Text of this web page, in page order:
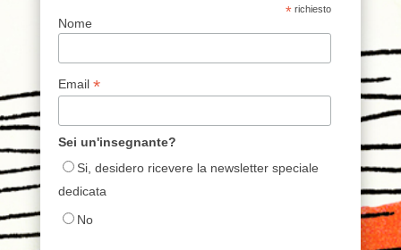
* richiesto
Nome
Email *
Sei un'insegnante?
Si, desidero ricevere la newsletter speciale
dedicata
No